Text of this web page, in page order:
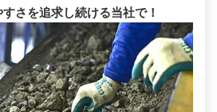
さを追求し続ける当社で！